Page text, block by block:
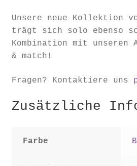
Unsere neue Kollektion
trägt sich solo ebenso
Kombination mit unseren
& match!
Fragen? Kontaktiere uns
Zusätzliche
Farbe